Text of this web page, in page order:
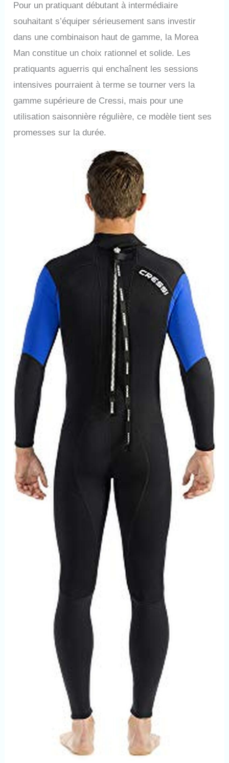
Pour un pratiquant débutant à intermédiaire
souhaitant s’équiper sérieusement sans investir
dans une combinaison haut de gamme, la Morea
Man constitue un choix rationnel et solide. Les
pratiquants aguerris qui enchaînent les sessions
intensives pourraient à terme se tourner vers la
gamme supérieure de Cressi, mais pour une
utilisation saisonnière régulière, ce modèle tient ses
promesses sur la durée.